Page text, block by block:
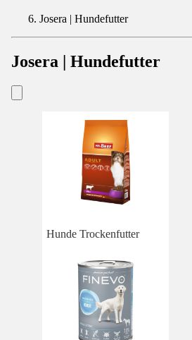
Josera | Hundefutter
Josera | Hundefutter
Hunde Trockenfutter